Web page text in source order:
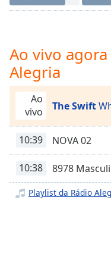
Remaining
1x
Playback
Chapters
descriptions
off,
selected
Ao vivo
Alegria
Ao
vivo
The Swift
10:39 NOVA 02
10:38 8978
Playlist da Rádio